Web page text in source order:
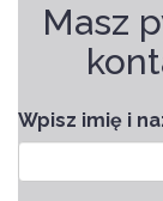
Masz
Wpisz imię i